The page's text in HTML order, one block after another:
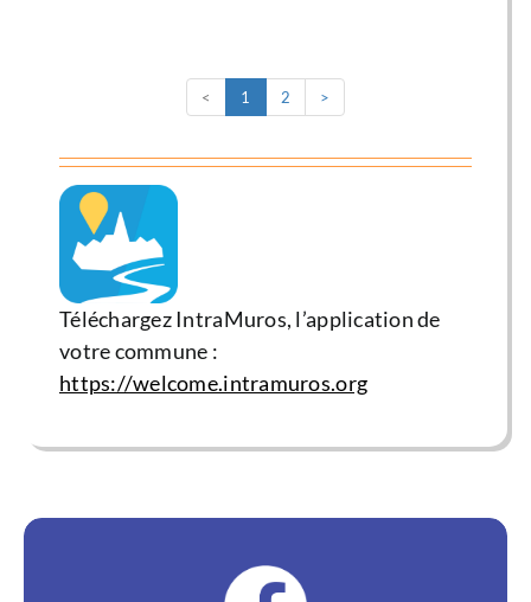
< 1 2 >
Téléchargez IntraMuros, l’application de
votre commune :
https://welcome.intramuros.org